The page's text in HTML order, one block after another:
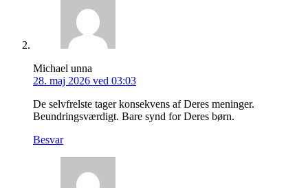
Michael unna
28. maj 2026 ved 03:03
De selvfrelste tager konsekvens af Deres meninger.
Beundringsværdigt. Bare synd for Deres børn.
Besvar